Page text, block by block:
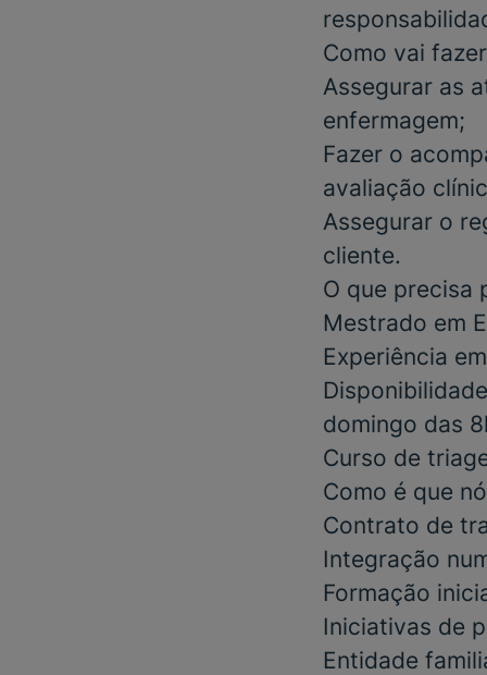
Como vai
Assegurar as
enfermagem;
Fazer o
avaliação
Assegurar o
cliente.
O que precisa
Mestrado em
Experiência
domingo das
Curso de
Como é que
Contrato de
Integração
Formação
Iniciativas de
Entidade